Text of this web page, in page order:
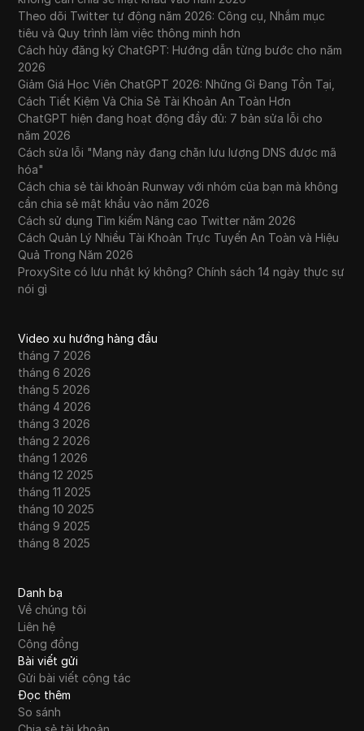
Theo dõi Twitter tự động năm 2026: Công cụ, Nhắm mục
tiêu và Quy trình làm việc thông minh hơn
Cách hủy đăng ký ChatGPT: Hướng dẫn từng bước cho năm
2026
Giảm Giá Học Viên ChatGPT 2026: Những Gì Đang Tồn Tại,
Cách Tiết Kiệm Và Chia Sẻ Tài Khoản An Toàn Hơn
ChatGPT hiện đang hoạt động đầy đủ: 7 bản sửa lỗi cho
năm 2026
Cách sửa lỗi "Mạng này đang chặn lưu lượng DNS được mã
hóa"
Cách chia sẻ tài khoản Runway với nhóm của bạn mà không
cần chia sẻ mật khẩu vào năm 2026
Cách sử dụng Tìm kiếm Nâng cao Twitter năm 2026
Cách Quản Lý Nhiều Tài Khoản Trực Tuyến An Toàn và Hiệu
Quả Trong Năm 2026
ProxySite có lưu nhật ký không? Chính sách 14 ngày thực sự
nói gì
Video xu hướng hàng đầu
tháng 7 2026
tháng 6 2026
tháng 5 2026
tháng 4 2026
tháng 3 2026
tháng 2 2026
tháng 1 2026
tháng 12 2025
tháng 11 2025
tháng 10 2025
tháng 9 2025
tháng 8 2025
Danh bạ
Về chúng tôi
Liên hệ
Cộng đồng
Bài viết gửi
Gửi bài viết cộng tác
Đọc thêm
So sánh